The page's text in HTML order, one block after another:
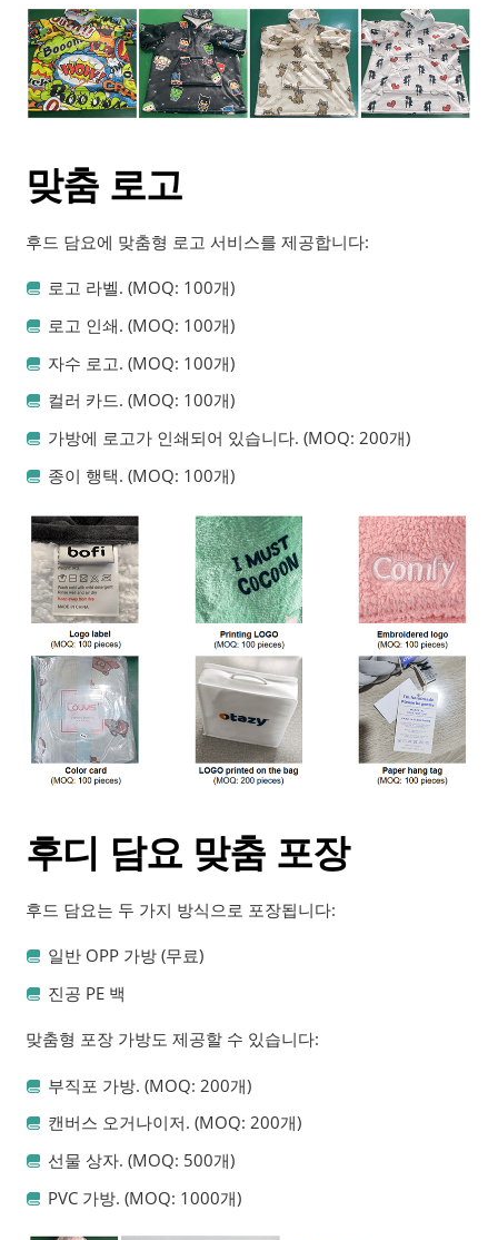
맞춤 로고
후드 담요에 맞춤형 로고 서비스를 제공합니다:
로고 라벨. (MOQ: 100개)
로고 인쇄. (MOQ: 100개)
자수 로고. (MOQ: 100개)
컬러 카드. (MOQ: 100개)
가방에 로고가 인쇄되어 있습니다. (MOQ: 200개)
종이 행택. (MOQ: 100개)
후디 담요 맞춤 포장
후드 담요는 두 가지 방식으로 포장됩니다:
일반 OPP 가방 (무료)
진공 PE 백
맞춤형 포장 가방도 제공할 수 있습니다:
부직포 가방. (MOQ: 200개)
캔버스 오거나이저. (MOQ: 200개)
선물 상자. (MOQ: 500개)
PVC 가방. (MOQ: 1000개)